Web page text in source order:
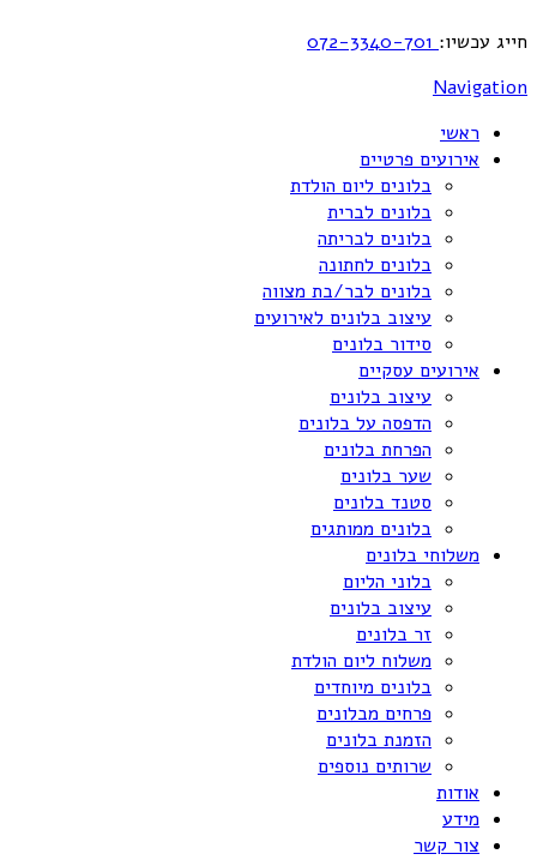
חייג עכשיו:
Navigation
ראשי
אירועים פרטיים
בלונים ליום הולדת
בלונים לברית
בלונים לבריתה
בלונים לחתונה
בלונים לבר/בת מצווה
עיצוב בלונים לאירועים
סידור בלונים
אירועים עסקיים
עיצוב בלונים
הדפסה על בלונים
הפרחת בלונים
שער בלונים
סטנד בלונים
בלונים ממותגים
משלוחי בלונים
בלוני הליום
עיצוב בלונים
זר בלונים
משלוח ליום הולדת
בלונים מיוחדים
פרחים מבלונים
הזמנת בלונים
שרותים נוספים
אודות
מידע
צור קשר